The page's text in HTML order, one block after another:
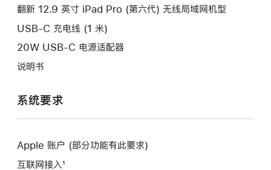
口。
窗
翻新 12.9 英寸 iPad Pro (第六代) 无线局域网机型
USB-C 充电线 (1 米)
20W USB-C 电源适配器
说明书
系统要求
Apple 账户 (部分功能有此要求)
互联网接入¹